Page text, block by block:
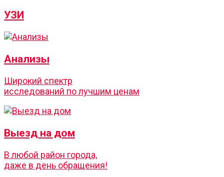
УЗИ
Анализы
Широкий спектр
исследований по лучшим ценам
Выезд на дом
В любой район города,
даже в день обращения!